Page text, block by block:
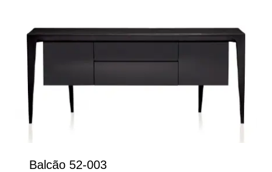
Balcão 52-003